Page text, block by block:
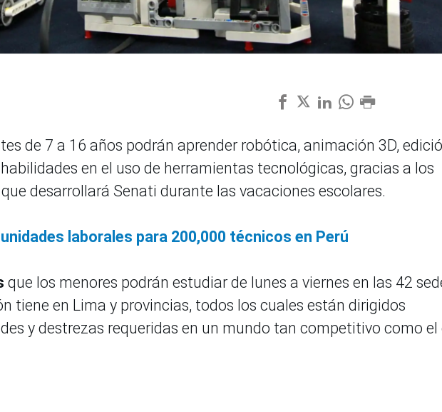
de 7 a 16 años podrán aprender robótica, animación 3D,
en el uso de herramientas tecnológicas, gracias a los
desarrollará Senati durante las vacaciones escolares.
laborales para 200,000 técnicos en Perú
que los menores podrán estudiar de lunes a viernes en las 42
tiene en Lima y provincias, todos los cuales están dirigidos
y destrezas requeridas en un mundo tan competitivo como el